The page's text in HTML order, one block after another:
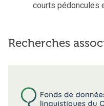
courts pédoncules
Recherches